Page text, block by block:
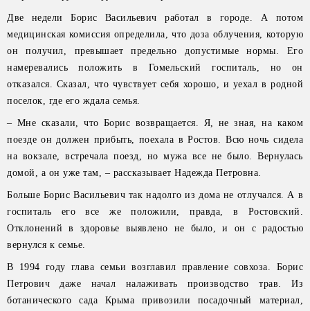
Две недели Борис Васильевич работал в городе. А потом
медицинская комиссия определила, что доза облучения, которую
он получил, превышает предельно допустимые нормы. Его
намеревались положить в Гомельский госпиталь, но он
отказался. Сказал, что чувствует себя хорошо, и уехал в родной
поселок, где его ждала семья.
– Мне сказали, что Борис возвращается. Я, не зная, на каком
поезде он должен прибыть, поехала в Ростов. Всю ночь сидела
на вокзале, встречала поезд, но мужа все не было. Вернулась
домой, а он уже там, – рассказывает Надежда Петровна.
Больше Борис Васильевич так надолго из дома не отлучался. А в
госпиталь его все же положили, правда, в Ростовский.
Отклонений в здоровье выявлено не было, и он с радостью
вернулся к семье.
В 1994 году глава семьи возглавил правление совхоза. Борис
Петрович даже начал налаживать производство трав. Из
ботанического сада Крыма привозили посадочный материал,